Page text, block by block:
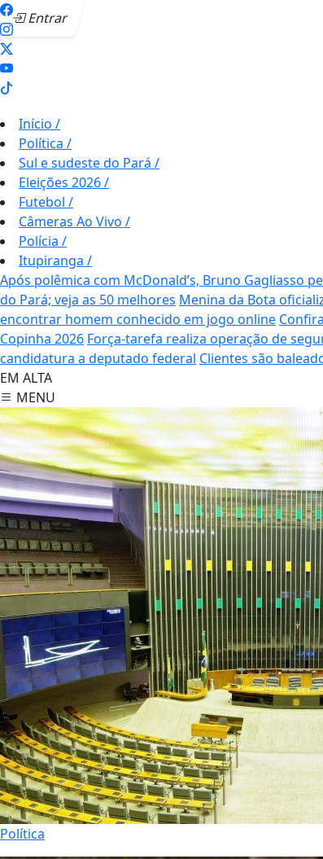
Entrar
Início /
Política /
Sul e sudeste do Pará /
Eleições 2026/
Futebol /
Câmeras Ao Vivo /
Polícia /
Itupiranga /
Após polêmica com McDonald’s, Bruno Gagliasso
do Pará; veja as 50 melhores Menina da Bota
encontrar homem conhecido em jogo online
Copinha 2026 Força-tarefa realiza operação de
candidatura a deputado federal Clientes são
EM ALTA
MENU
Política